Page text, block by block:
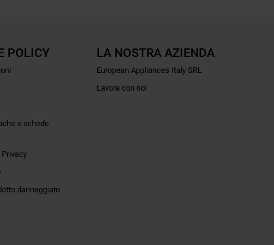
POLICY
e schede
danneggiato
LA NOSTRA AZIENDA
European Appliances Italy SRL
Lavora con noi